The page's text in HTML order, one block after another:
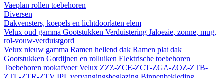
Vaeplan rollen toebehoren
Diversen
Dakvensters, koepels en lichtdoorlaten elem
Velux oud gamma Gootstukken Verduistering Jaloezie, zonne, mug,
rol-vouw-verduistgord
Velux nieuw gamma Ramen hellend dak Ramen plat dak
Gootstukken Gordijnen en rolluiken Elektrische toebehoren
Toebehoren rookafvoerVelux ZZZ-ZCE-ZCT-ZGA-ZOZ-ZTB-
ZTL-ZTR-ZTV IPL vervangingsbeglazing Binnenbekleding